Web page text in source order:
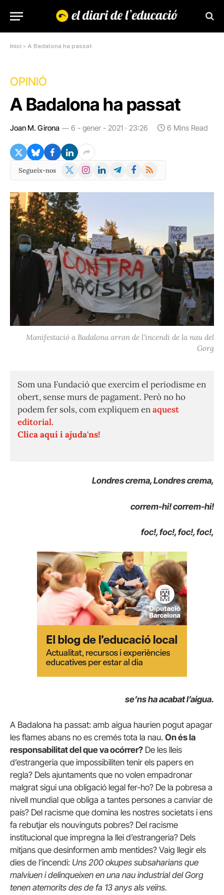
Inici » A Badalona ha passat
OPINIÓ
A Badalona ha passat
Joan M. Girona 6 - gener - 2021 · 23:26 6 Mins Read
Segueix-nos
X
Instagram
LinkedInTelegramFacebook
RSS
Manifestació a Badalona arran de l'incendi de la nau del
Gorg
Som una Fundació que exercim el periodisme en
obert, sense murs de pagament. Però no ho
podem fer sols, com expliquem enaquest
editorial.
Clica aquí i ajuda'ns!
Londres crema, Londres crema,
correm-hi! correm-hi!
foc!, foc!, foc!, foc!,
se’ns ha acabat l’aigua.
A Badalona ha passat: amb aigua haurien pogut apagar
les flames abans no es cremés tota la nau. On és la
responsabilitat del que va ocórrer? De les lleis
d’estrangeria que impossibiliten tenir els papers en
regla? Dels ajuntaments que no volen empadronar
malgrat sigui una obligació legal fer-ho? De la pobresa a
nivell mundial que obliga a tantes persones a canviar de
país? Del racisme que domina les nostres societats i ens
fa rebutjar els nouvinguts pobres? Del racisme
institucional que impregna la llei d’estrangeria? Dels
mitjans que desinformen amb mentides? Vaig llegir els
dies de l’incendi: Uns 200 okupes subsaharians que
malviuen i delinqueixen en una nau industrial del Gorg
tenen atemorits des de fa 13 anys als veïns.